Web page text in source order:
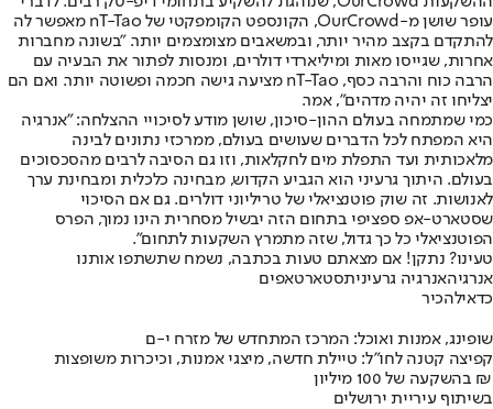
עופר שושן מ-OurCrowd, הקונספט הקומפקטי של nT-Tao מאפשר לה
להתקדם בקצב מהיר יותר, ובמשאבים מצומצמים יותר. "בשונה מחברות
אחרות, שגייסו מאות ומיליארדי דולרים, ומנסות לפתור את הבעיה עם
הרבה כוח והרבה כסף, nT-Tao מציעה גישה חכמה ופשוטה יותר. ואם הם
יצליחו זה יהיה מדהים", אמר.
כמי שמתמחה בעולם ההון-סיכון, שושן מודע לסיכויי ההצלחה: "אנרגיה
היא המפתח לכל הדברים שעושים בעולם, ממרכזי נתונים לבינה
מלאכותית ועד התפלת מים לחקלאות, וזו גם הסיבה לרבים מהסכסוכים
בעולם. היתוך גרעיני הוא הגביע הקדוש, מבחינה כלכלית ומבחינת ערך
לאנושות. זה שוק פוטנציאלי של טריליוני דולרים. גם אם הסיכוי
שסטארט-אפ ספציפי בתחום הזה יבשיל מסחרית הינו נמוך, הפרס
הפוטנציאלי כל כך גדול, שזה מתמרץ השקעות לתחום".
טעינו? נתקן! אם מצאתם טעות בכתבה, נשמח שתשתפו אותנו
אנרגיהאנרגיה גרעיניתסטארטאפים
כדאילהכיר
שופינג, אמנות ואוכל: המרכז המתחדש של מזרח י-ם
קפיצה קטנה לחו"ל: טיילת חדשה, מיצגי אמנות, וכיכרות משופצות
בהשקעה של 100 מיליון ₪
בשיתוף עיריית ירושלים